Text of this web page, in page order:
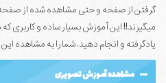
گرفتن از صفحه و حتی مشاهده شده از
میگیرند!! این آموزش بسیار ساده و کاربری که
یادگرفته و انجام دهید. شما را به مشاهده
مشاهده آموزش تصویری